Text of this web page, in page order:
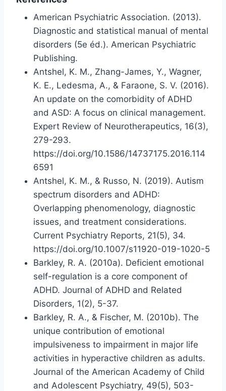
American Psychiatric Association. (2013).
Diagnostic and statistical manual of mental
disorders (5e éd.). American Psychiatric
Publishing.
Antshel, K. M., Zhang-James, Y., Wagner,
K. E., Ledesma, A., & Faraone, S. V. (2016).
An update on the comorbidity of ADHD
and ASD: A focus on clinical management.
Expert Review of Neurotherapeutics, 16(3),
279-293.
https://doi.org/10.1586/14737175.2016.114
6591
Antshel, K. M., & Russo, N. (2019). Autism
spectrum disorders and ADHD:
Overlapping phenomenology, diagnostic
issues, and treatment considerations.
Current Psychiatry Reports, 21(5), 34.
https://doi.org/10.1007/s11920-019-1020-5
Barkley, R. A. (2010a). Deficient emotional
self-regulation is a core component of
ADHD. Journal of ADHD and Related
Disorders, 1(2), 5-37.
Barkley, R. A., & Fischer, M. (2010b). The
unique contribution of emotional
impulsiveness to impairment in major life
activities in hyperactive children as adults.
Journal of the American Academy of Child
and Adolescent Psychiatry, 49(5), 503-